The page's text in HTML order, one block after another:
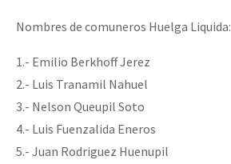
Nombres de comuneros Huelga Liquida:
1.- Emilio Berkhoff Jerez
2.- Luis Tranamil Nahuel
3.- Nelson Queupil Soto
4.- Luis Fuenzalida Eneros
5.- Juan Rodriguez Huenupil